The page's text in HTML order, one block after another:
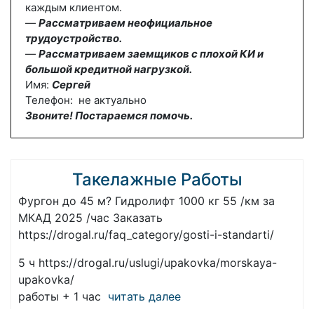
каждым клиентом.
— Рассматриваем неофициальное
трудоустройство.
— Рассматриваем заемщиков с плохой КИ и
большой кредитной нагрузкой.
Имя: Сергей
Телефон: не актуально
Звоните! Постараемся помочь.
Такелажные Работы
Фургон до 45 м? Гидролифт 1000 кг 55 /км за
МКАД 2025 /час Заказать
https://drogal.ru/faq_category/gosti-i-standarti/
5 ч https://drogal.ru/uslugi/upakovka/morskaya-
upakovka/
работы + 1 час читать далее